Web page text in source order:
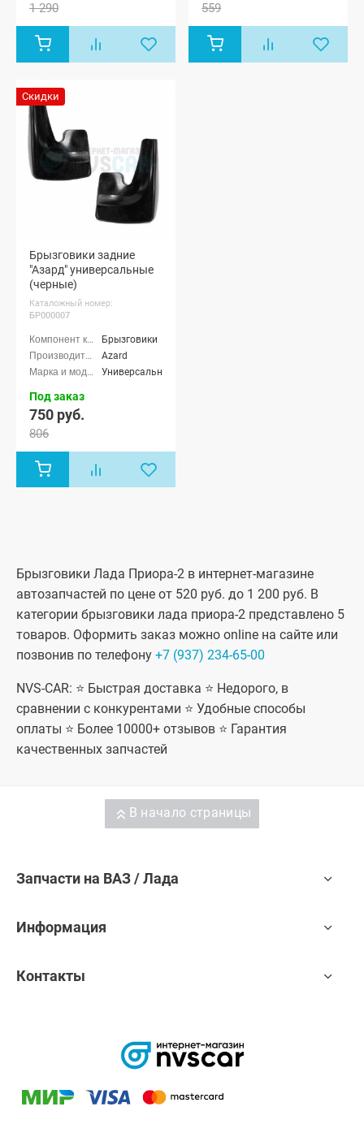
Приора
хэтчбек (ВАЗ
2172), Лада
Приора купэ
Приора-2
хэтчбек (ВАЗ
21724)
1 290 559
Скидки
Брызговики задние
"Азард" универсальные
(черные)
Каталожный номер:
БР000007
Брызговики
Azard
Универсальные
Под заказ
750 руб.
806
Брызговики Лада Приора-2 в интернет-магазине
автозапчастей по цене от 520 руб. до 1 200 руб. В
категории брызговики лада приора-2 представлено 5
товаров. Оформить заказ можно online на сайте или
позвонив по телефону +7 (937) 234-65-00
NVS-CAR: ⭐ Быстрая доставка ⭐ Недорого, в
сравнении с конкурентами ⭐ Удобные способы
оплаты ⭐ Более 10000+ отзывов ⭐ Гарантия
качественных запчастей
В начало страницы
Запчасти на ВАЗ / Лада
Информация
Контакты